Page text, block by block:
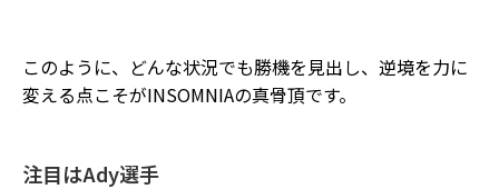
このように、どんな状況でも勝機を見出し、逆境を力に
変える点こそがINSOMNIAの真骨頂です。
注目はAdy選手